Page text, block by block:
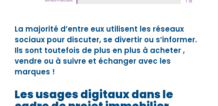
La majorité d’entre eux utilisent les réseaux
sociaux pour discuter, se divertir ou s’informer.
Ils sont toutefois de plus en plus à acheter ,
vendre ou à suivre et échanger avec les
marques !
Les usages digitaux dans le